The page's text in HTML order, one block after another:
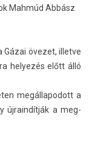
Mahmúd Abbász
övezet, il­let­ve
helyezés előtt álló
megál­lapodott a
újrain­dítják a meg­